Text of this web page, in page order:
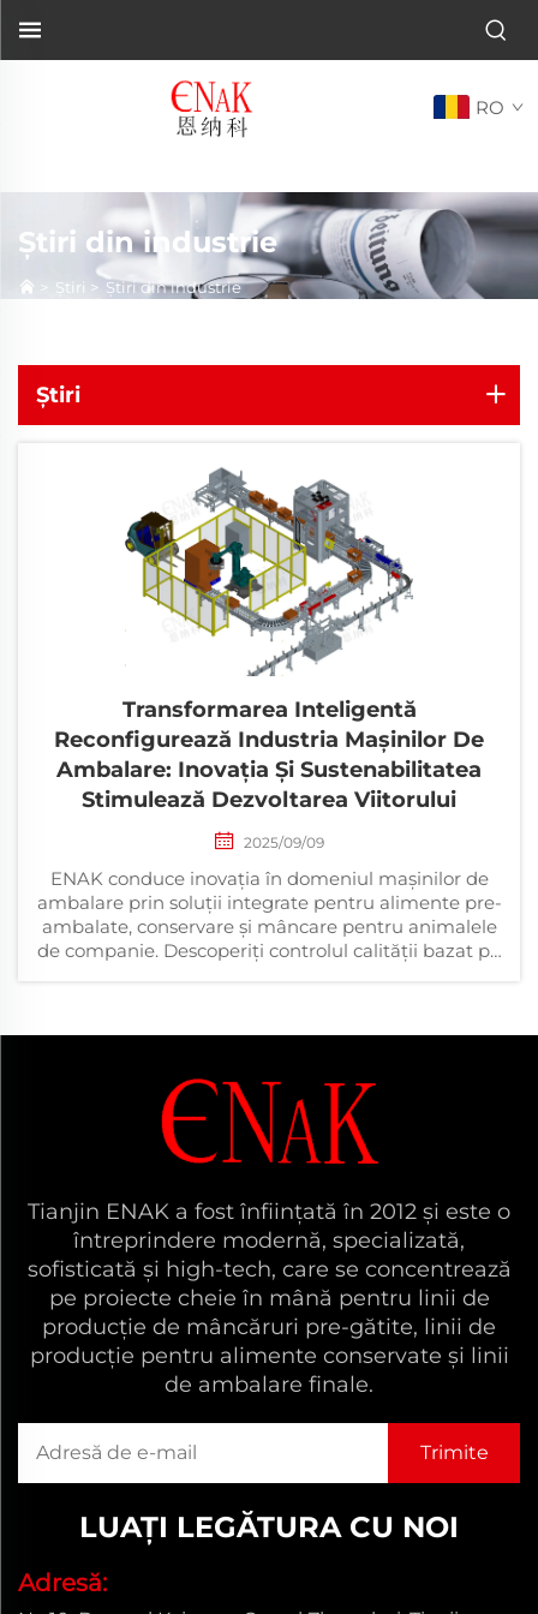
RO
Știri din industrie
> Știri > Știri din industrie
Știri
Transformarea Inteligentă
Reconfigurează Industria Mașinilor De
Ambalare: Inovația Și Sustenabilitatea
Stimulează Dezvoltarea Viitorului
2025/09/09
ENAK conduce inovația în domeniul mașinilor de
ambalare prin soluții integrate pentru alimente pre-
ambalate, conservare și mâncare pentru animalele
de companie. Descoperiți controlul calității bazat pe
Tianjin ENAK a fost înființată în 2012 și este o
întreprindere modernă, specializată,
sofisticată și high-tech, care se concentrează
pe proiecte cheie în mână pentru linii de
producție de mâncăruri pre-gătite, linii de
producție pentru alimente conservate și linii
de ambalare finale.
LUAȚI LEGĂTURA CU NOI
Adresă: